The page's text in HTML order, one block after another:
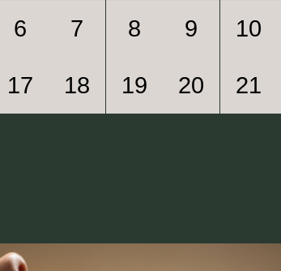
6 7 8 9 10
17 18 19 20 21